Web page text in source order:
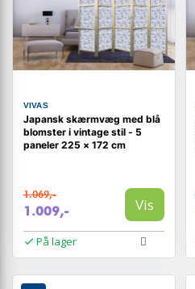
VIVAS
Japansk skærmvæg med blå
blomster i vintage stil - 5
paneler 225 × 172 cm
1.069,-
1.009,- Vis
På lager